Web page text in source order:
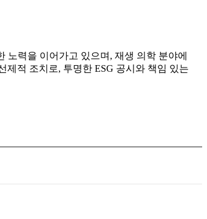
력을 이어가고 있으며, 재생 의학 분야에
제적 조치로, 투명한 ESG 공시와 책임 있는